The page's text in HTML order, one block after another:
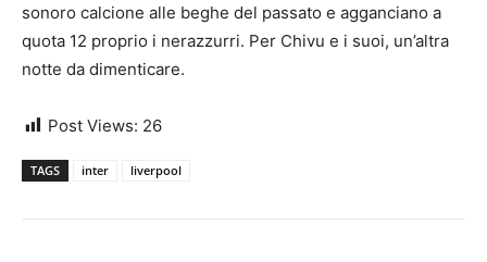
sonoro calcione alle beghe del passato e agganciano a
quota 12 proprio i nerazzurri. Per Chivu e i suoi, un’altra
notte da dimenticare.
Post Views: 26
TAGS inter liverpool